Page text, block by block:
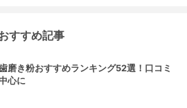
すすめ記事
磨き粉おすすめランキング52選！口コミ
心に